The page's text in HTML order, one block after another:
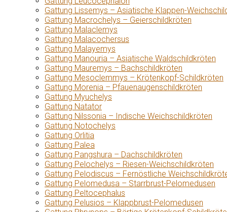
Gattung Lissemys – Asiatische Klappen-
Gattung Macrochelys – Geierschildkröten
Gattung Malaclemys
Gattung Malacochersus
Gattung Malayemys
Gattung Manouria – Asiatische Waldschildkröten
Gattung Mauremys – Bachschildkröten
Gattung Mesoclemmys – Krötenkopf-Schildkröten
Gattung Morenia – Pfauenaugenschildkröten
Gattung Myuchelys
Gattung Natator
Gattung Nilssonia – Indische Weichschildkröten
Gattung Notochelys
Gattung Orlitia
Gattung Palea
Gattung Pangshura – Dachschildkröten
Gattung Pelochelys – Riesen-Weichschildkröten
Gattung Pelodiscus – Fernöstliche
Gattung Pelomedusa – Starrbrust-Pelomedusen
Gattung Peltocephalus
Gattung Pelusios – Klappbrust-Pelomedusen